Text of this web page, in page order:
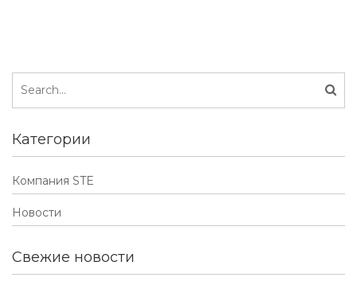
Категории
Компания STE
Новости
Свежие новости